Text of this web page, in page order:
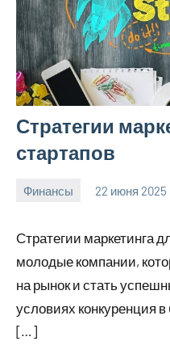
Стратегии
стартапов
Финансы 22 июня 2025
Стратегии маркетинга
молодые компании,
на рынок и стать
условиях конкуренция
[…]